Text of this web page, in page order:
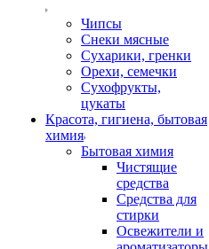
Чипсы
Снеки мясные
Сухарики, гренки
Орехи, семечки
Сухофрукты,
цукаты
Красота, гигиена, бытовая
химия
Бытовая химия
Чистящие
средства
Средства для
стирки
Освежители и